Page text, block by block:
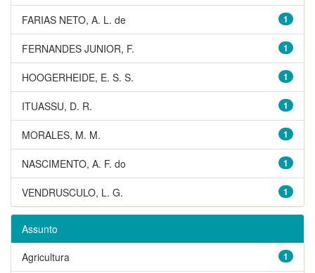
1
FARIAS NETO, A. L. de
1
FERNANDES JUNIOR, F.
1
HOOGERHEIDE, E. S. S.
1
ITUASSU, D. R.
1
MORALES, M. M.
1
NASCIMENTO, A. F. do
1
VENDRUSCULO, L. G.
Assunto
1
Agricultura